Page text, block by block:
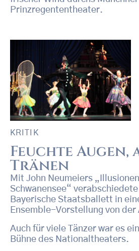
Prinzregententheater.
KRITIK
Feuchte Augen,
Tränen
Mit John Neumeiers
Schwanensee“
Bayerische Staatsballett in
Ensemble-Vorstellung von der
Auch für viele Tänzer war es
Bühne des Nationaltheaters.